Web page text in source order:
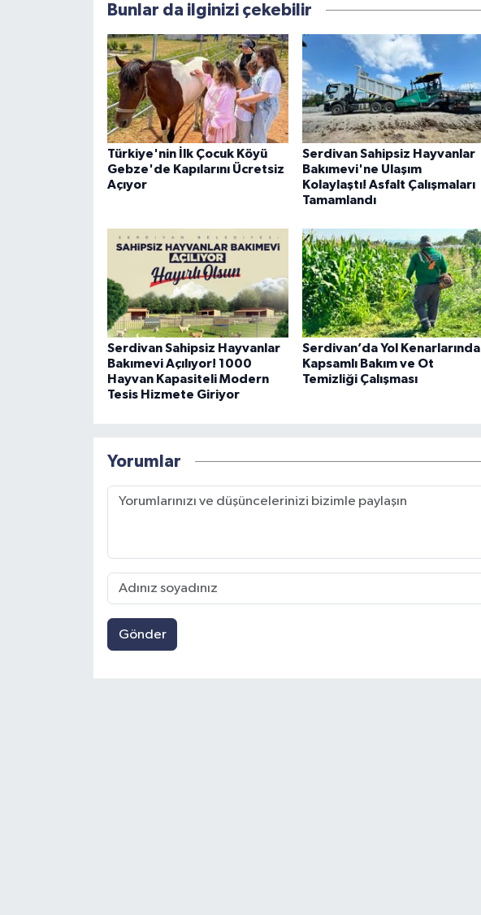
Bunlar da ilginizi çekebilir
Türkiye'nin İlk Çocuk Köyü
Gebze'de Kapılarını Ücretsiz
Açıyor
Serdivan Sahipsiz Hayvanlar
Bakımevi'ne Ulaşım
Kolaylaştı! Asfalt Çalışmaları
Tamamlandı
Serdivan Sahipsiz Hayvanlar
Bakımevi Açılıyor! 1000
Hayvan Kapasiteli Modern
Tesis Hizmete Giriyor
Serdivan’da Yol Kenarlarında
Kapsamlı Bakım ve Ot
Temizliği Çalışması
Yorumlar
Gönder